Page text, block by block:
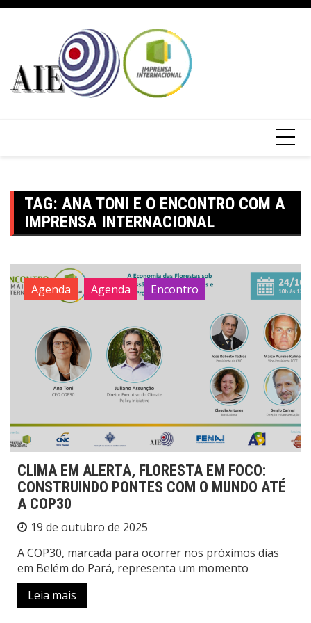
TAG: ANA TONI E O ENCONTRO COM A
IMPRENSA INTERNACIONAL
Agenda Agenda Encontro
CLIMA EM ALERTA, FLORESTA EM FOCO:
CONSTRUINDO PONTES COM O MUNDO ATÉ
A COP30
19 de outubro de 2025
A COP30, marcada para ocorrer nos próximos dias
em Belém do Pará, representa um momento
Leia mais